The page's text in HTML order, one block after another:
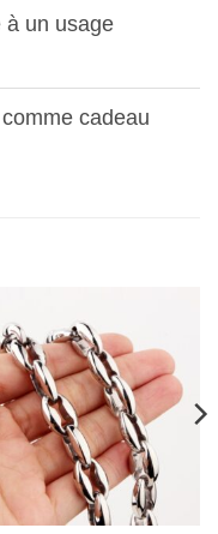
à un usage
cadeau